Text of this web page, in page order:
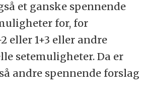
et ganske spennende
for, for
eller 1+3 eller andre
setemuligheter. Da er
andre spennende forslag